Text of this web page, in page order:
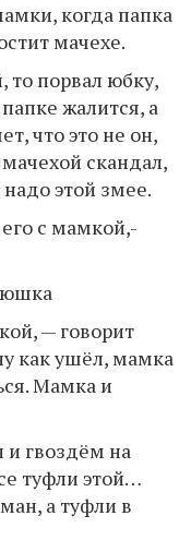
когда папка
мачехе.
то порвал юбку,
жалится, а
что это не он,
скандал,
этой змее.
с мамкой,-
— говорит
как ушёл, мамка
Мамка и
гвоздём на
туфли этой…
а туфли в